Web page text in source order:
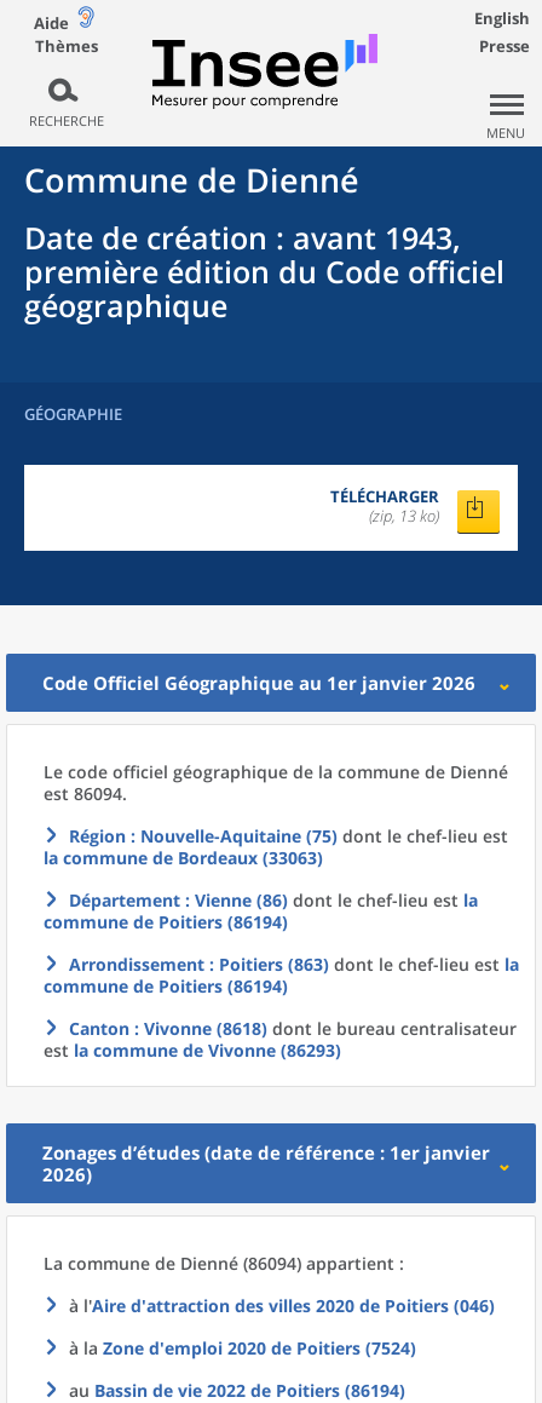
Aide
Thèmes
RECHERCHE
English
Presse
MENU
Commune de Dienné
Date de création : avant 1943,
première édition du Code officiel
géographique
GÉOGRAPHIE
TÉLÉCHARGER
(zip, 13 ko)
Code Officiel Géographique au 1er janvier 2026
Le code officiel géographique de la commune de Dienné
est 86094.
Région : Nouvelle-Aquitaine (75) dont le chef-lieu est
la commune de Bordeaux (33063)
Département : Vienne (86) dont le chef-lieu est la
commune de Poitiers (86194)
Arrondissement : Poitiers (863) dont le chef-lieu est la
commune de Poitiers (86194)
Canton : Vivonne (8618) dont le bureau centralisateur
est la commune de Vivonne (86293)
Zonages d’études (date de référence : 1er janvier
2026)
La commune de Dienné (86094) appartient :
à l'Aire d'attraction des villes 2020 de Poitiers (046)
à la Zone d'emploi 2020 de Poitiers (7524)
au Bassin de vie 2022 de Poitiers (86194)